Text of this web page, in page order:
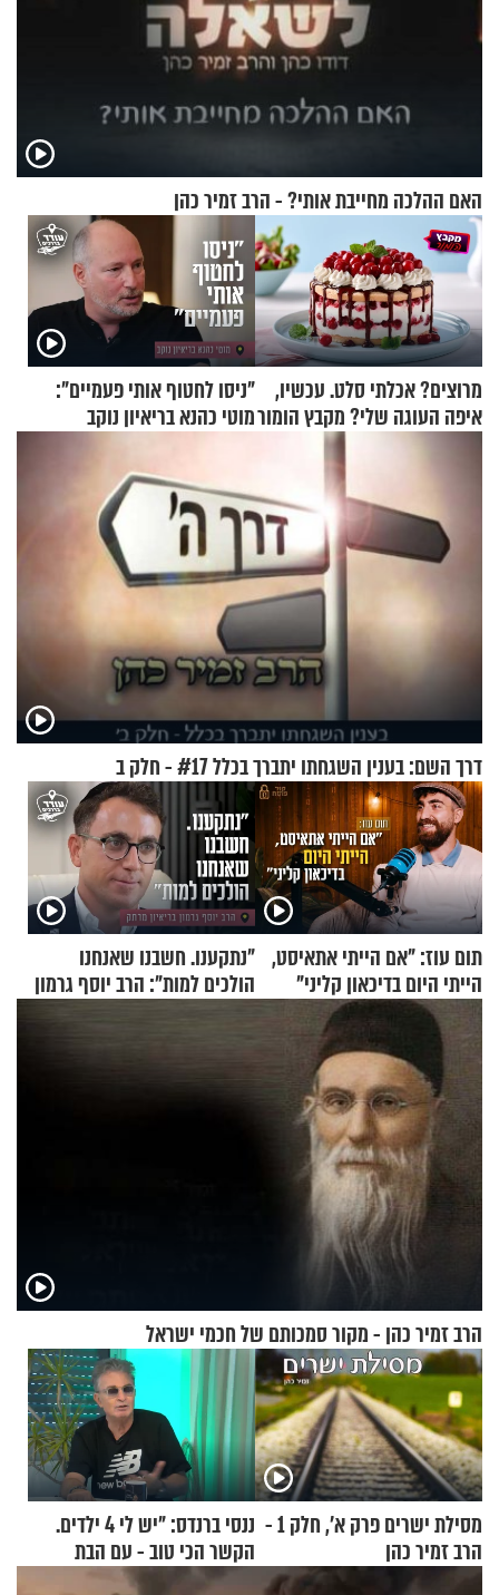
האם ההלכה מחייבת אותי? - הרב זמיר כהן
מרוצים? אכלתי סלט. עכשיו,
איפה העוגה שלי? מקבץ הומור
כייפי מספר 1
"ניסו לחטוף אותי פעמיים":
מוטי כהנא בריאיון נוקב
דרך השם: בענין השגחתו יתברך בכלל #17 - חלק ב
תום עוז: "אם הייתי אתאיסט,
הייתי היום בדיכאון קליני"
"נתקענו. חשבנו שאנחנו
הולכים למות": הרב יוסף גרמון
הרב זמיר כהן - מקור סמכותם של חכמי ישראל
מסילת ישרים פרק א’, חלק 1 -
הרב זמיר כהן
ננסי ברנדס: "יש לי 4 ילדים.
הקשר הכי טוב - עם הבת
החרדית"